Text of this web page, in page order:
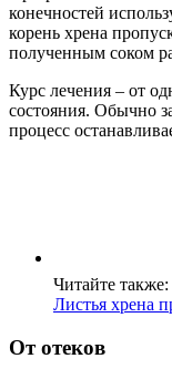
конечностей
корень хрена
полученным соком
Курс лечения – от
состояния. Обычно
процесс
Читайте также:
Листья хрена
От отеков